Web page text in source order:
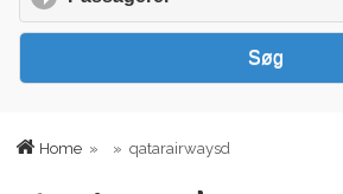
Home » » qatarairwaysd